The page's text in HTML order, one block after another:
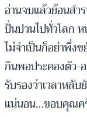
อ่านจบแล้วย้อนสำ
ปั่นปวนไปทั่วโลก
ไม่จำเป็นก็อย่าพึ่ง
กินพอประคองตัว-
รับรองว่าเวลาหลั
แน่นอน…ขอบคุณค